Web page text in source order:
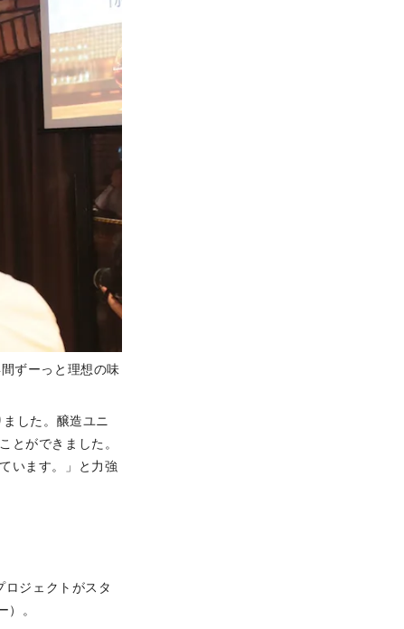
ずーっと理想の味
した。醸造ユニ
とができました。
います。」と力強
ジェクトがスタ
。